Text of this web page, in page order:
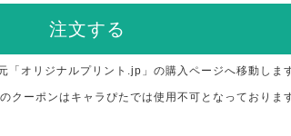
注文する
オリジナルプリント.jp」の購入ページへ移動しま
のクーポンはキャラぴたでは使用不可となっておりま